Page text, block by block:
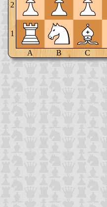
2
1
A B C